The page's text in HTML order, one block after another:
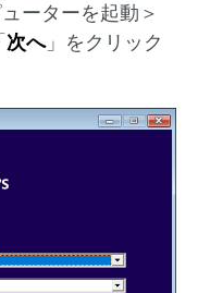
ーターを起動＞
次へ」をクリック